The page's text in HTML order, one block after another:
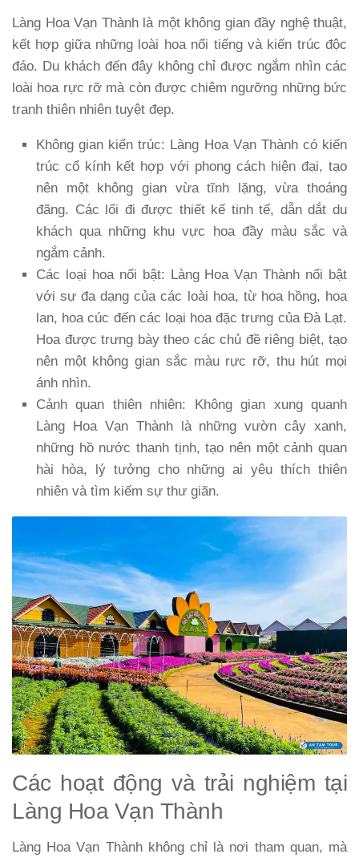
Làng Hoa Vạn Thành là một không gian đầy nghệ thuật,
kết hợp giữa những loài hoa nổi tiếng và kiến trúc độc
đáo. Du khách đến đây không chỉ được ngắm nhìn các
loài hoa rực rỡ mà còn được chiêm ngưỡng những bức
tranh thiên nhiên tuyệt đẹp.
Không gian kiến trúc: Làng Hoa Vạn Thành có kiến
trúc cổ kính kết hợp với phong cách hiện đại, tạo
nên một không gian vừa tĩnh lặng, vừa thoáng
đãng. Các lối đi được thiết kế tinh tế, dẫn dắt du
khách qua những khu vực hoa đầy màu sắc và
ngắm cảnh.
Các loại hoa nổi bật: Làng Hoa Vạn Thành nổi bật
với sự đa dạng của các loài hoa, từ hoa hồng, hoa
lan, hoa cúc đến các loại hoa đặc trưng của Đà Lạt.
Hoa được trưng bày theo các chủ đề riêng biệt, tạo
nên một không gian sắc màu rực rỡ, thu hút mọi
ánh nhìn.
Cảnh quan thiên nhiên: Không gian xung quanh
Làng Hoa Vạn Thành là những vườn cây xanh,
những hồ nước thanh tịnh, tạo nên một cảnh quan
hài hòa, lý tưởng cho những ai yêu thích thiên
nhiên và tìm kiếm sự thư giãn.
Các hoạt động và trải nghiệm tại
Làng Hoa Vạn Thành
Làng Hoa Vạn Thành không chỉ là nơi tham quan, mà